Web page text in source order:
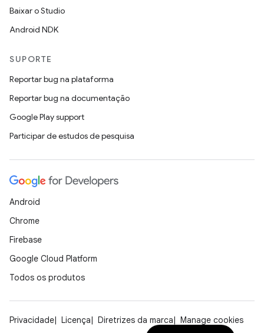
Baixar o Studio
Android NDK
SUPORTE
Reportar bug na plataforma
Reportar bug na documentação
Google Play support
Participar de estudos de pesquisa
Android
Chrome
Firebase
Google Cloud Platform
Todos os produtos
Privacidade Licença Diretrizes da marca Manage cookies